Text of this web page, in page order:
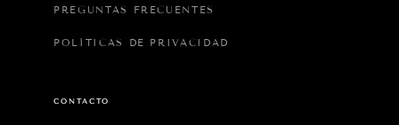
PREGUNTAS FRECUENTES
POLÍTICAS DE PRIVACIDAD
CONTACTO